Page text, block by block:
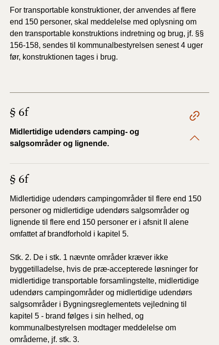
For transportable konstruktioner, der anvendes af flere
end 150 personer, skal meddelelse med oplysning om
den transportable konstruktions indretning og brug, jf. §§
156-158, sendes til kommunalbestyrelsen senest 4 uger
før, konstruktionen tages i brug.
§ 6f
Midlertidige udendørs camping- og
salgsområder og lignende.
§ 6f
Midlertidige udendørs campingområder til flere end 150
personer og midlertidige udendørs salgsområder og
lignende til flere end 150 personer er i afsnit II alene
omfattet af brandforhold i kapitel 5.
Stk. 2. De i stk. 1 nævnte områder kræver ikke
byggetilladelse, hvis de præ-accepterede løsninger for
midlertidige transportable forsamlingstelte, midlertidige
udendørs campingområder og midlertidige udendørs
salgsområder i Bygningsreglementets vejledning til
kapitel 5 - brand følges i sin helhed, og
kommunalbestyrelsen modtager meddelelse om
områderne, jf. stk. 3.